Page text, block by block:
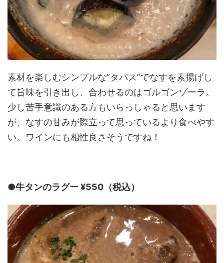
素材を楽しむシンプルな”タパス”でなすを素揚げし
て旨味を引き出し、合わせるのはゴルゴンゾーラ。
少し苦手意識のある方もいらっしゃると思います
が、なすの甘みが際立って思っているより食べやす
い。ワインにも相性良さそうですね！
●牛タンのラグー ¥550（税込）